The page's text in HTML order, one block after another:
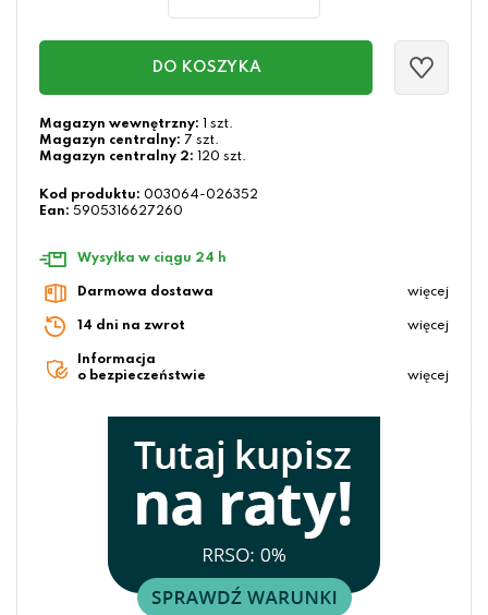
DO KOSZYKA
Magazyn wewnętrzny: 1 szt.
Magazyn centralny: 7 szt.
Magazyn centralny 2: 120 szt.
Kod produktu: 003064-026352
Ean: 5905316627260
Wysyłka w ciągu 24 h
Darmowa dostawa więcej
14 dni na zwrot więcej
Informacja
o bezpieczeństwie
więcej